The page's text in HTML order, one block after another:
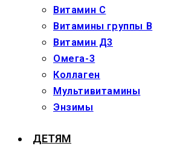
Витамин С
Витамины группы В
Витамин Д3
Омега-3
Коллаген
Мультивитамины
Энзимы
ДЕТЯМ